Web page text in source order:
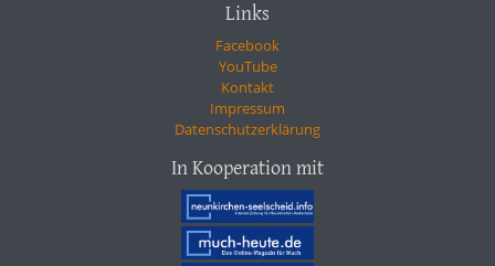
Links
Facebook
YouTube
Kontakt
Impressum
Datenschutzerklärung
In Kooperation mit